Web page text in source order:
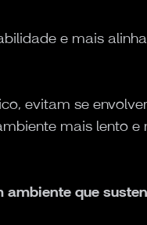
e mais
evitam se
mais lento e
ambiente que